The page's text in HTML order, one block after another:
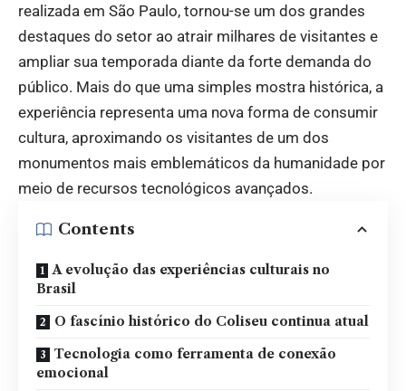
realizada em São Paulo, tornou-se um dos grandes
destaques do setor ao atrair milhares de visitantes e
ampliar sua temporada diante da forte demanda do
público. Mais do que uma simples mostra histórica, a
experiência representa uma nova forma de consumir
cultura, aproximando os visitantes de um dos
monumentos mais emblemáticos da humanidade por
meio de recursos tecnológicos avançados.
Contents
A evolução das experiências culturais no
Brasil
O fascínio histórico do Coliseu continua atual
Tecnologia como ferramenta de conexão
emocional